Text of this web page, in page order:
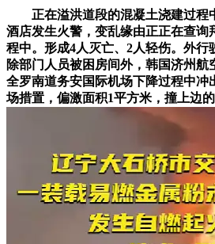
正在溢洪道段的混凝土浇建过程
酒店发生火警，变乱缘由正正在查询
程中。形成4人灭亡、2人轻伤。外行
除部门人员被困房间外，韩国济州航
全罗南道务安国际机场下降过程中冲
场措置，偏激面积1平方米，撞上边的